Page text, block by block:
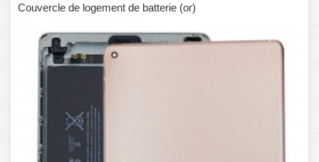
Couvercle de logement de batterie (or)